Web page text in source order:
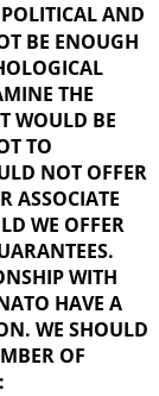
POLITICAL AND
BE ENOUGH
THE
WOULD BE
TO
NOT OFFER
ASSOCIATE
WE OFFER
WITH
HAVE A
WE SHOULD
OF